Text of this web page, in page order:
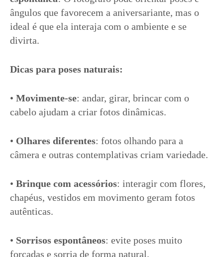
ângulos que favorecem a aniversariante, mas o
ideal é que ela interaja com o ambiente e se
divirta.
Dicas para poses naturais:
• Movimente-se: andar, girar, brincar com o
cabelo ajudam a criar fotos dinâmicas.
• Olhares diferentes: fotos olhando para a
câmera e outras contemplativas criam variedade.
• Brinque com acessórios: interagir com flores,
chapéus, vestidos em movimento geram fotos
autênticas.
• Sorrisos espontâneos: evite poses muito
forçadas e sorria de forma natural.